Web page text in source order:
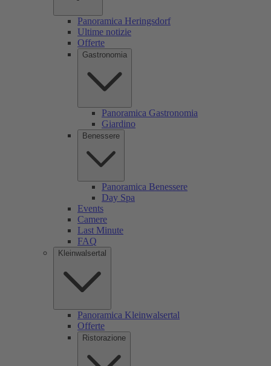
Panoramica Heringsdorf
Ultime notizie
Offerte
Gastronomia
Panoramica Gastronomia
Giardino
Benessere
Panoramica Benessere
Day Spa
Events
Camere
Last Minute
FAQ
Kleinwalsertal
Panoramica Kleinwalsertal
Offerte
Ristorazione